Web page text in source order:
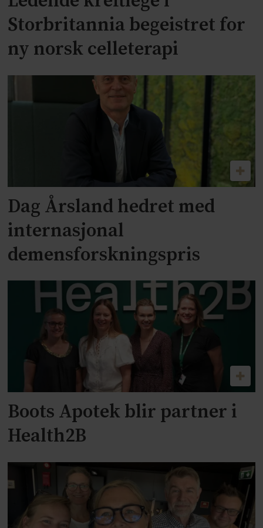
Storbritannia begeistret for
ny norsk celleterapi
Dag Årsland hedret med
internasjonal
demensforskningspris
Boots Apotek blir partner i
Health2B